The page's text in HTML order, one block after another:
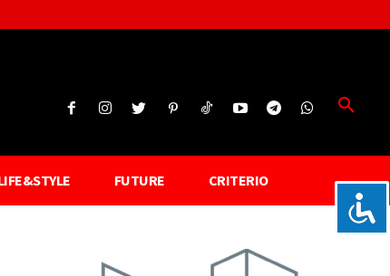
FUTURE CRITERIO